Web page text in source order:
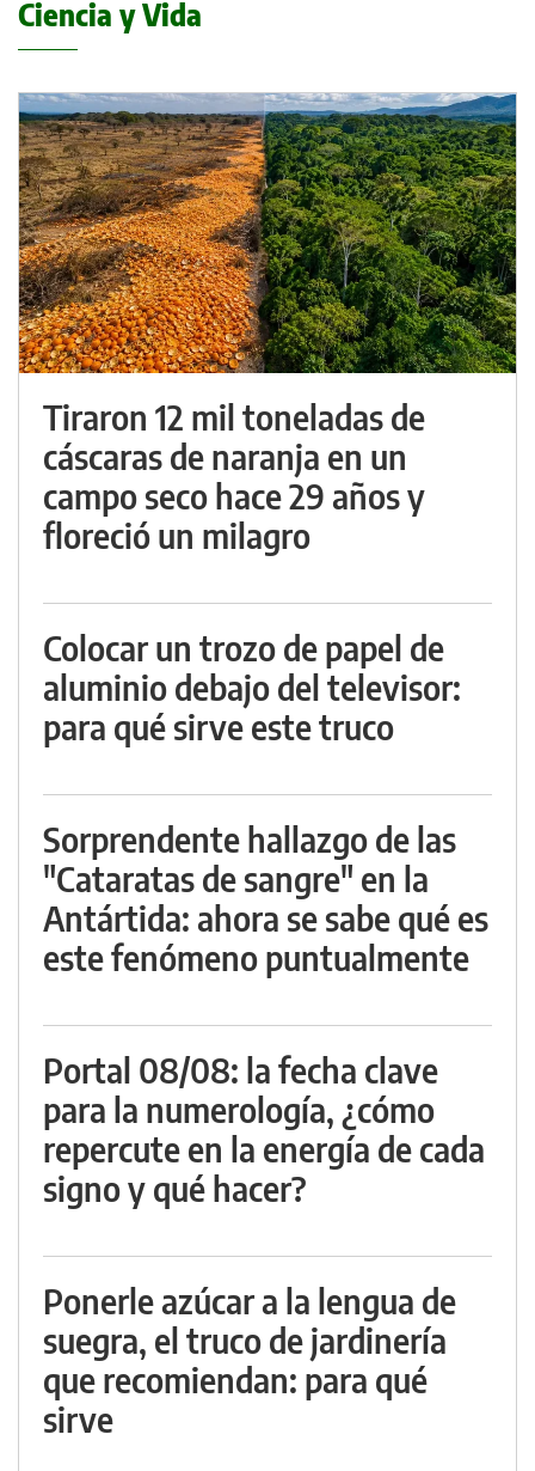
Ciencia y Vida
Tiraron 12 mil toneladas de
cáscaras de naranja en un
campo seco hace 29 años y
floreció un milagro
Colocar un trozo de papel de
aluminio debajo del televisor:
para qué sirve este truco
Sorprendente hallazgo de las
"Cataratas de sangre" en la
Antártida: ahora se sabe qué es
este fenómeno puntualmente
Portal 08/08: la fecha clave
para la numerología, ¿cómo
repercute en la energía de cada
signo y qué hacer?
Ponerle azúcar a la lengua de
suegra, el truco de jardinería
que recomiendan: para qué
sirve